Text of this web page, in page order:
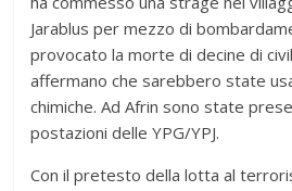
Jarablus per mezzo di
provocato la morte di decine di
affermano che sarebbero state
chimiche. Ad Afrin sono state
postazioni delle YPG/YPJ.
Con il pretesto della lotta al